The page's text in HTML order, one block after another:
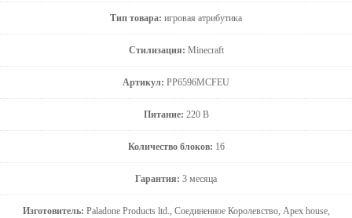
Тип товара: игровая атрибутика
Стилизация: Minecraft
Артикул: PP6596MCFEU
Питание: 220 В
Количество блоков: 16
Гарантия: 3 месяца
Изготовитель: Paladone Products ltd., Соединенное Королевство, Арех house,